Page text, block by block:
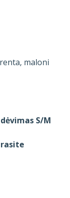
maloni
S/M